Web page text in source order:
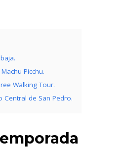
Picchu.
Walking Tour.
Central de San Pedro.